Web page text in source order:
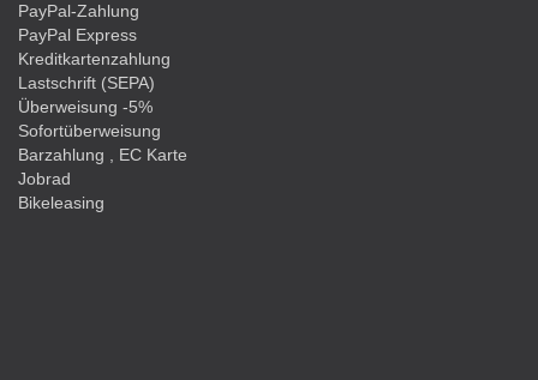
PayPal-Zahlung
PayPal Express
Kreditkartenzahlung
Lastschrift (SEPA)
Überweisung -5%
Sofortüberweisung
Barzahlung , EC Karte
Jobrad
Bikeleasing